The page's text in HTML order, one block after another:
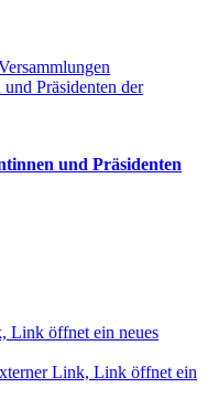
Präsidenten der
und Präsidenten
Link öffnet ein neues
Link, Link öffnet ein